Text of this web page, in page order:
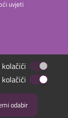
uvjeti
byNIVAGO
odabir